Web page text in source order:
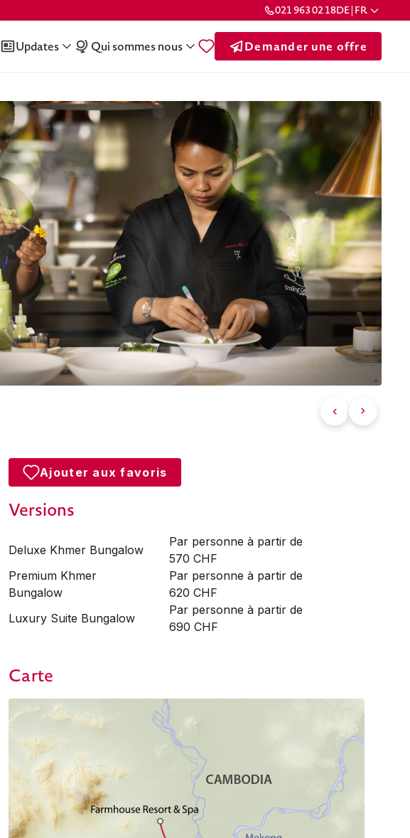
021 963 02 18DE | FR
Updates Qui sommes nous Demander une offre
Ajouter aux favoris
Versions
Deluxe Khmer Bungalow
Par personne à partir de
570 CHF
Premium Khmer
Bungalow
Par personne à partir de
620 CHF
Luxury Suite Bungalow
Par personne à partir de
690 CHF
Carte